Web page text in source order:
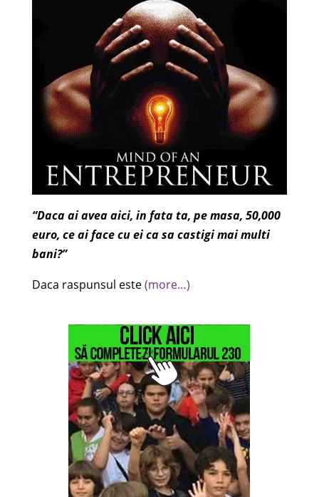
“Daca ai avea aici, in fata ta, pe masa, 50,000
euro, ce ai face cu ei ca sa castigi mai multi
bani?”
Daca raspunsul este(more…)